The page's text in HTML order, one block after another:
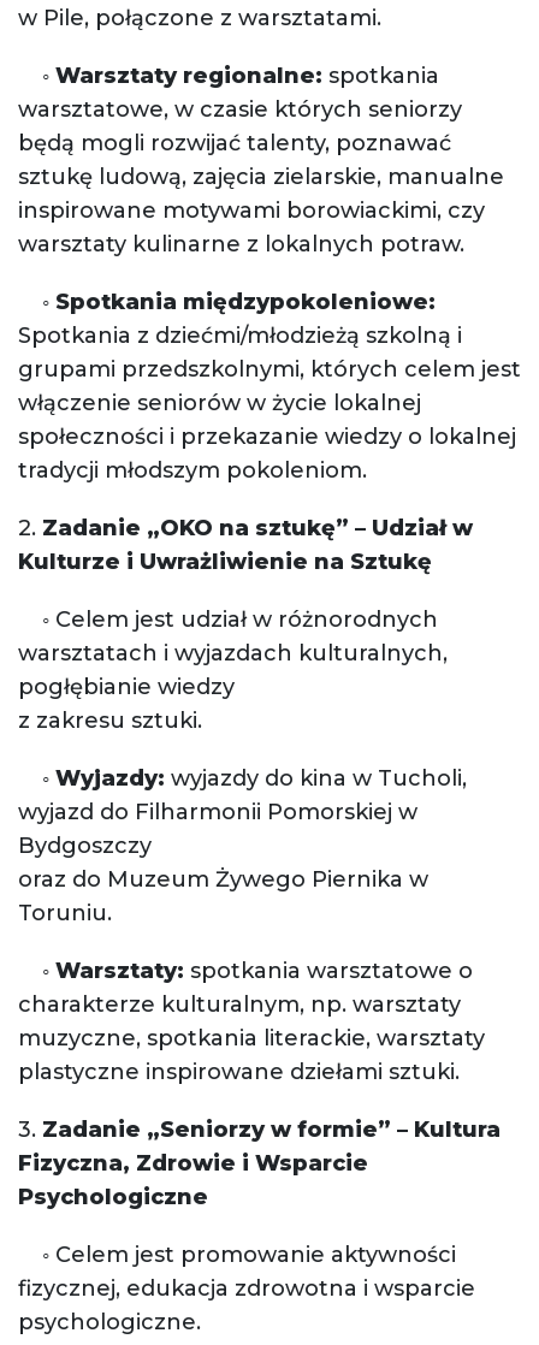
w Pile, połączone z warsztatami.
◦ Warsztaty regionalne: spotkania
warsztatowe, w czasie których seniorzy
będą mogli rozwijać talenty, poznawać
sztukę ludową, zajęcia zielarskie, manualne
inspirowane motywami borowiackimi, czy
warsztaty kulinarne z lokalnych potraw.
◦ Spotkania międzypokoleniowe:
Spotkania z dziećmi/młodzieżą szkolną i
grupami przedszkolnymi, których celem jest
włączenie seniorów w życie lokalnej
społeczności i przekazanie wiedzy o lokalnej
tradycji młodszym pokoleniom.
2. Zadanie „OKO na sztukę” – Udział w
Kulturze i Uwrażliwienie na Sztukę
◦ Celem jest udział w różnorodnych
warsztatach i wyjazdach kulturalnych,
pogłębianie wiedzy
z zakresu sztuki.
◦ Wyjazdy: wyjazdy do kina w Tucholi,
wyjazd do Filharmonii Pomorskiej w
Bydgoszczy
oraz do Muzeum Żywego Piernika w
Toruniu.
◦ Warsztaty: spotkania warsztatowe o
charakterze kulturalnym, np. warsztaty
muzyczne, spotkania literackie, warsztaty
plastyczne inspirowane dziełami sztuki.
3. Zadanie „Seniorzy w formie” – Kultura
Fizyczna, Zdrowie i Wsparcie
Psychologiczne
◦ Celem jest promowanie aktywności
fizycznej, edukacja zdrowotna i wsparcie
psychologiczne.